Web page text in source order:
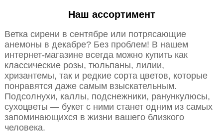
Наш ассортимент
Ветка сирени в сентябре или потрясающие
анемоны в декабре? Без проблем! В нашем
интернет-магазине всегда можно купить как
классические розы, тюльпаны, лилии,
хризантемы, так и редкие сорта цветов, которые
понравятся даже самым взыскательным.
Подсолнухи, каллы, подснежники, ранункулюсы,
сухоцветы — букет с ними станет одним из самых
запоминающихся в жизни вашего близкого
человека.